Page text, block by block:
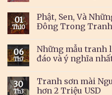
01
Th10
Phật, Sen, Và
Đông Trong
06
Th7
Những mẫu tranh
đáo và ý nghĩa
30
Th3
Tranh sơn mài
hơn 2 Triệu USD